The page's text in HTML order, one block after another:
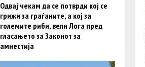
Одвај чекам да се потврди кој се
грижи за граѓаните, а кој за
големите риби, вели Лога пред
гласањето за Законот за
амнестија